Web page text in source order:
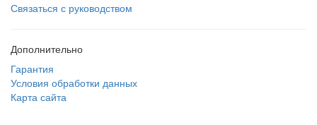
Связаться с руководством
Дополнительно
Гарантия
Условия обработки данных
Карта сайта